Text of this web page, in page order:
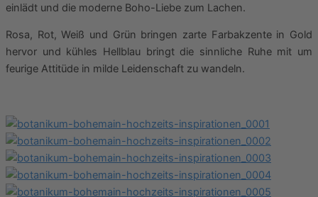
einlädt und die moderne Boho-Liebe zum Lachen.
Rosa, Rot, Weiß und Grün bringen zarte Farbakzente in Gold
hervor und kühles Hellblau bringt die sinnliche Ruhe mit um
feurige Attitüde in milde Leidenschaft zu wandeln.